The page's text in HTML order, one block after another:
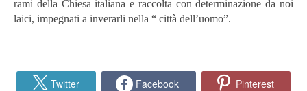
rami della Chiesa italiana e raccolta con determinazione da noi
laici, impegnati a inverarli nella “ città dell’uomo”.
Twitter Facebook Pinterest